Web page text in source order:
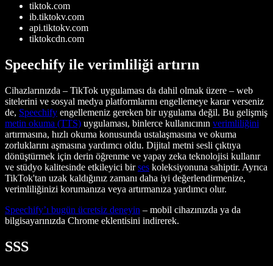
tiktok.com
ib.tiktokv.com
api.tiktokv.com
tiktokcdn.com
Speechify ile verimliliği artırın
Cihazlarınızda – TikTok uygulaması da dahil olmak üzere – web
sitelerini ve sosyal medya platformlarını engellemeye karar verseniz
de, Speechify engellemeniz gereken bir uygulama değil. Bu gelişmiş
metin okuma (TTS) uygulaması, binlerce kullanıcının verimliliğini
artırmasına, hızlı okuma konusunda ustalaşmasına ve okuma
zorluklarını aşmasına yardımcı oldu. Dijital metni sesli çıktıya
dönüştürmek için derin öğrenme ve yapay zeka teknolojisi kullanır
ve stüdyo kalitesinde etkileyici birses koleksiyonuna sahiptir. Ayrıca
TikTok'tan uzak kaldığınız zamanı daha iyi değerlendirmenize,
verimliliğinizi korumanıza veya artırmanıza yardımcı olur.
Speechify’ı bugün ücretsiz deneyin – mobil cihazınızda ya da
bilgisayarınızda Chrome eklentisini indirerek.
SSS